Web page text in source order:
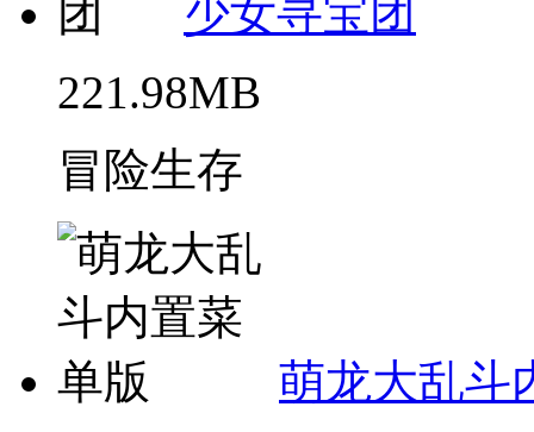
少女寻宝团
221.98MB
冒险生存
萌龙大乱斗